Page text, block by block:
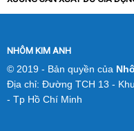
NHÔM KIM ANH
© 2019 - Bản quyền của
Địa chỉ: Đường TCH 13 -
- Tp Hồ Chí Minh